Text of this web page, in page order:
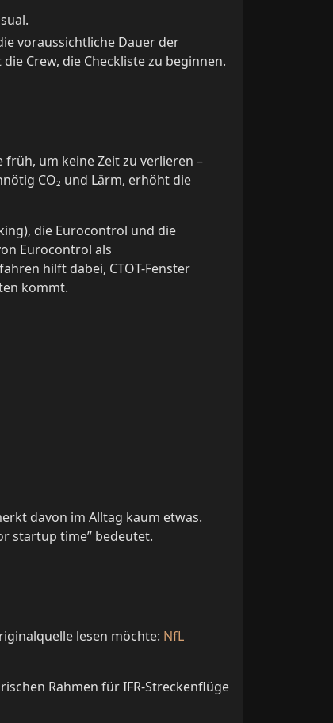
voraussichtliche Dauer der
Crew, die Checkliste zu beginnen.
früh, um keine Zeit zu verlieren –
CO₂ und Lärm, erhöht die
die Eurocontrol und die
Eurocontrol als
hilft dabei, CTOT-Fenster
kommt.
davon im Alltag kaum etwas.
startup time” bedeutet.
lesen möchte: NfL
Rahmen für IFR-Streckenflüge